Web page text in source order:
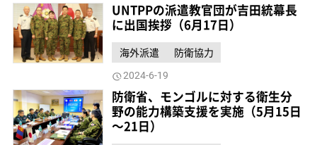
UNTPPの派遣教官団が吉田統幕長
に出国挨拶（6月17日）
海外派遣 防衛協力
2024-6-19
防衛省、モンゴルに対する衛生分
野の能力構築支援を実施（5月15日
～21日）